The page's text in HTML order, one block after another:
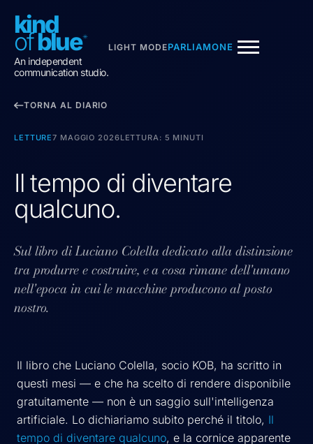
kind
ofblue
An independent
communication studio.
LIGHT MODEPARLIAMONE
TORNA AL DIARIO
LETTURE7 MAGGIO 2026LETTURA: 5 MINUTI
Il tempo di diventare
qualcuno.
Sul libro di Luciano Colella dedicato alla distinzione
tra produrre e costruire, e a cosa rimane dell'umano
nell'epoca in cui le macchine producono al posto
nostro.
Il libro che Luciano Colella, socio KOB, ha scritto in
questi mesi — e che ha scelto di rendere disponibile
gratuitamente — non è un saggio sull'intelligenza
artificiale. Lo dichiariamo subito perché il titolo, Il
tempo di diventare qualcuno, e la cornice apparente
Chiedi a KOB
ASSISTENTE DI KIND OF BLUE
Posso raccontarti dello studio, dei progetti, del